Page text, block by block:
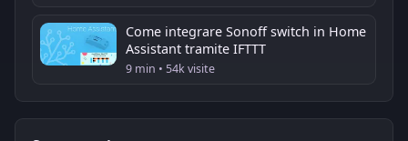
Come integrare Sonoff switch in Home
Assistant tramite IFTTT
9 min • 54k visite